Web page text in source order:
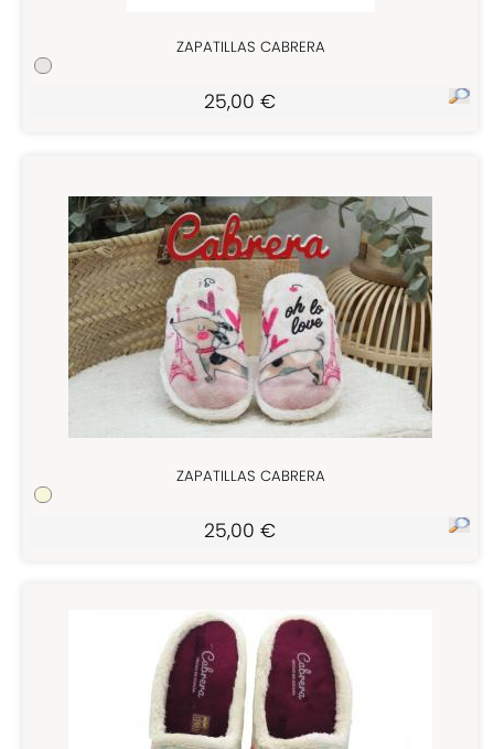
ZAPATILLAS CABRERA
25,00 €
ZAPATILLAS CABRERA
25,00 €